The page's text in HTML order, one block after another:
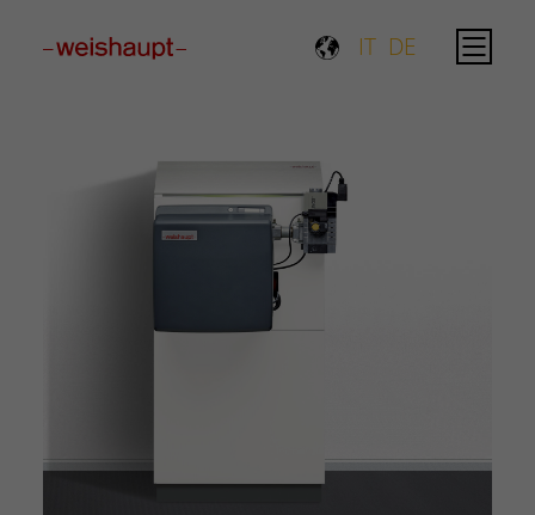
IT DE